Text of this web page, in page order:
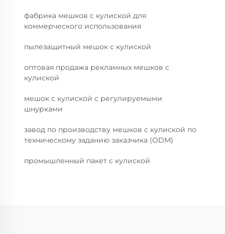
фабрика мешков с кулиской для
коммерческого использования
пылезащитный мешок с кулиской
оптовая продажа рекламных мешков с
кулиской
мешок с кулиской с регулируемыми
шнурками
завод по производству мешков с кулиской по
техническому заданию заказчика (ODM)
промышленный пакет с кулиской